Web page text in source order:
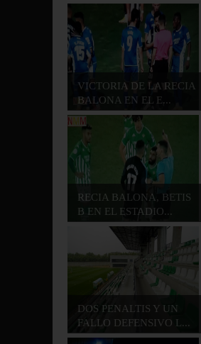
VICTORIA DE LA RECIA
BALONA EN EL E...
RECIA BALONA, BETIS
B EN EL ESTADIO...
DOS PENALTIS Y UN
FALLO DEFENSIVO L...